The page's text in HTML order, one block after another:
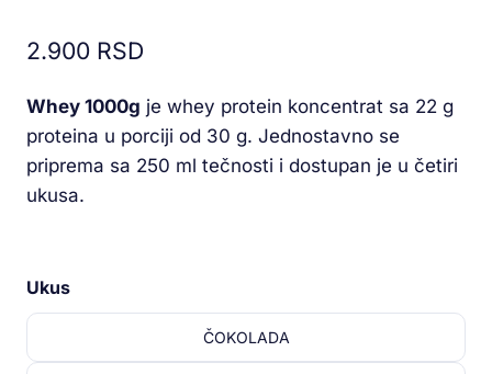
na osnovu
ocene
2.900 RSD
Whey 1000g je whey protein koncentrat sa 22 g
proteina u porciji od 30 g. Jednostavno se
priprema sa 250 ml tečnosti i dostupan je u četiri
ukusa.
Ukus
ČOKOLADA